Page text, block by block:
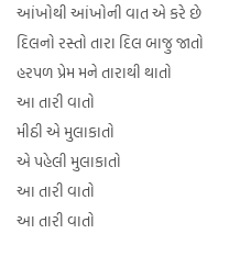
આંખોથી આંખોની વાત એ કરે છે
દિલનો રસ્તો તારા દિલ બાજુ જાતો
હરપળ પ્રેમ મને તારાથી થાતો
આ તારી વાતો
મીઠી એ મુલાકાતો
એ પહેલી મુલાકાતો
આ તારી વાતો
આ તારી વાતો